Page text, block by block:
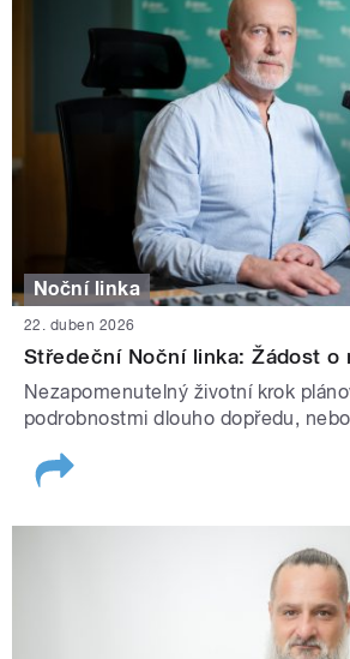
Noční linka
22. duben 2026
Středeční Noční linka: Žádost o
Nezapomenutelný životní krok
podrobnostmi dlouho dopředu,